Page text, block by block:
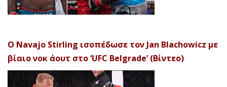
Ο Navajo Stirling ισοπέδωσε τον Jan Blachowicz με
βίαιο νοκ άουτ στο ‘UFC Belgrade’ (Βίντεο)